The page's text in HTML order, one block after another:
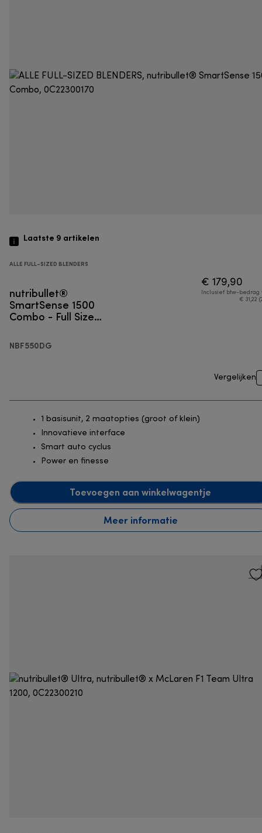
Laatste 9 artikelen
ALLE FULL-SIZED BLENDERS
nutribullet®
SmartSense 1500
Combo - Full Size
NBF550DG
€ 179,90
Inclusief btw-bedrag
€ 31,22
Vergelijken
1 basisunit, 2 maatopties (groot of klein)
Innovatieve interface
Smart auto cyclus
Power en finesse
Toevoegen aan winkelwagentje
Meer informatie